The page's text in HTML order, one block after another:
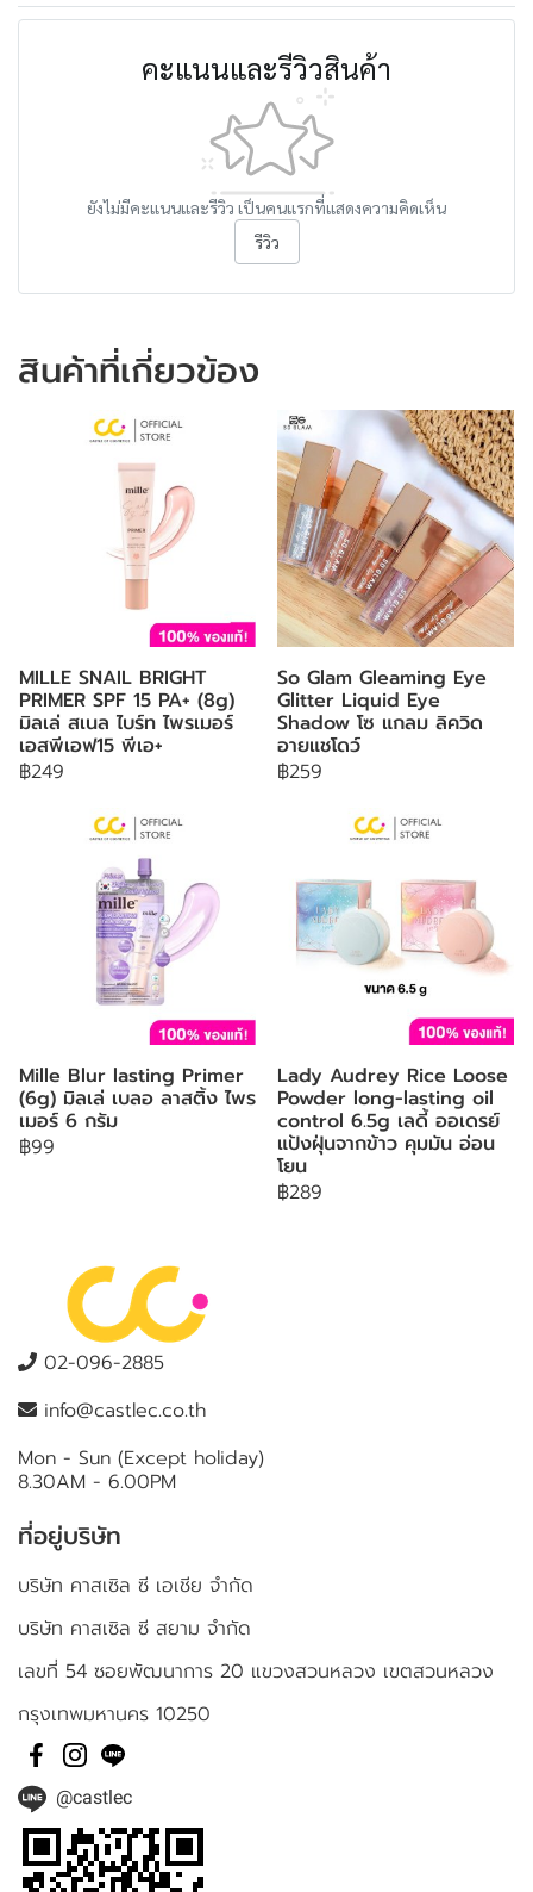
คะแนนและรีวิวสินค้า
ยังไม่มีคะแนนและรีวิว เป็นคนแรกที่แสดงความคิดเห็น
รีวิว
สินค้าที่เกี่ยวข้อง
MILLE SNAIL BRIGHT
PRIMER SPF 15 PA+ (8g)
มิลเล่ สเนล ไบร์ท ไพรเมอร์
เอสพีเอฟ15 พีเอ+
฿249
So Glam Gleaming Eye
Glitter Liquid Eye
Shadow โซ แกลม ลิควิด
อายแชโดว์
฿259
Mille Blur lasting Primer
(6g) มิลเล่ เบลอ ลาสติ้ง ไพร
เมอร์ 6 กรัม
฿99
Lady Audrey Rice Loose
Powder long-lasting oil
control 6.5g เลดี้ ออเดรย์
แป้งฝุ่นจากข้าว คุมมัน อ่อน
โยน
฿289
02-096-2885
info@castlec.co.th
Mon - Sun (Except holiday)
8.30AM - 6.00PM
ที่อยู่บริษัท
บริษัท คาสเซิล ซี เอเชีย จำกัด
บริษัท คาสเซิล ซี สยาม จำกัด
เลขที่ 54 ซอยพัฒนาการ 20 แขวงสวนหลวง เขตสวนหลวง
กรุงเทพมหานคร 10250
@castlec